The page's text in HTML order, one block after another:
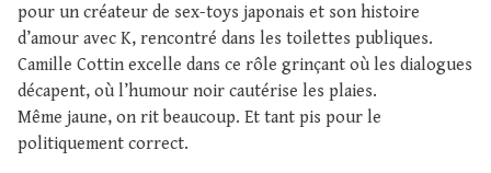
pour un créateur de sex-toys japonais et son histoire
d’amour avec K, rencontré dans les toilettes publiques.
Camille Cottin excelle dans ce rôle grinçant où les dialogues
décapent, où l’humour noir cautérise les plaies.
Même jaune, on rit beaucoup. Et tant pis pour le
politiquement correct.